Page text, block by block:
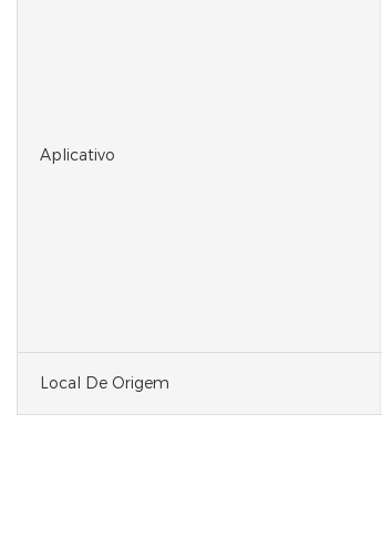
Aplicativo
Local De Origem